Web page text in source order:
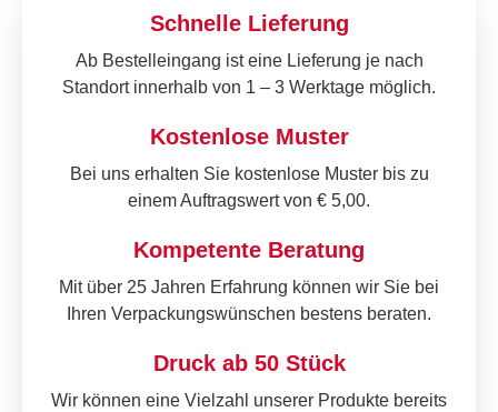
Schnelle Lieferung
Ab Bestelleingang ist eine Lieferung je nach
Standort innerhalb von 1 – 3 Werktage möglich.
Kostenlose Muster
Bei uns erhalten Sie kostenlose Muster bis zu
einem Auftragswert von € 5,00.
Kompetente Beratung
Mit über 25 Jahren Erfahrung können wir Sie bei
Ihren Verpackungswünschen bestens beraten.
Druck ab 50 Stück
Wir können eine Vielzahl unserer Produkte bereits